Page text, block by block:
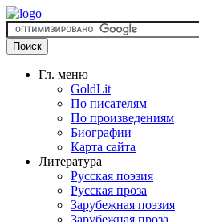
Гл. меню
GoldLit
По писателям
По произведениям
Биографии
Карта сайта
Литература
Русская поэзия
Русская проза
Зарубежная поэзия
Зарубежная проза